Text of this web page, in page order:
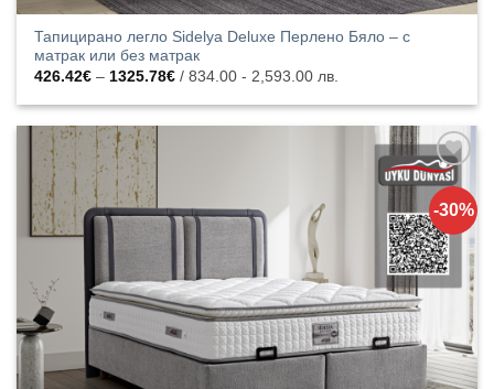
Тапицирано легло Sidelya Deluxe Перлено Бяло – с
матрак или без матрак
426.42€ – 1325.78€Price
426.42€
/ 834.00 - 2,593.00 лв.
-30%
Добавяне
към
списъка с
харесани
продукти